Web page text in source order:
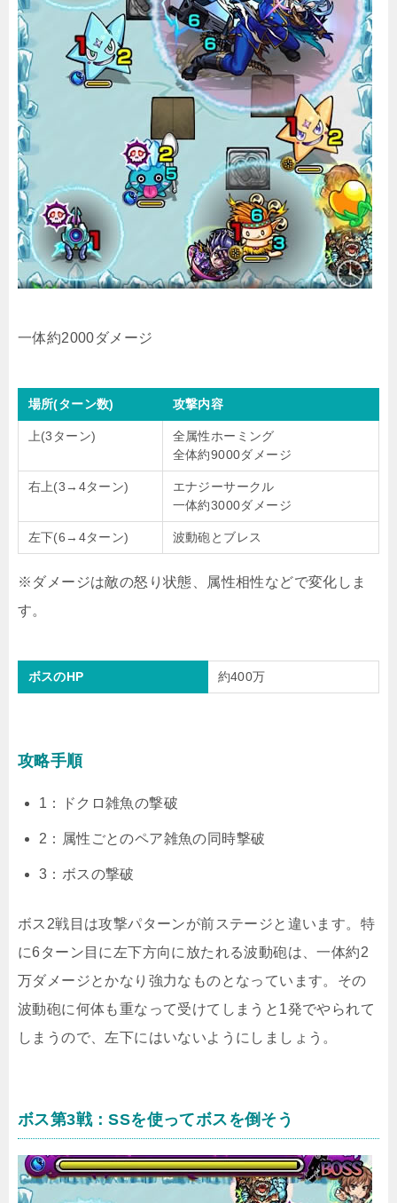
一体約2000ダメージ
場所(ターン数) 攻撃内容
上(3ターン)
全属性ホーミング
全体約9000ダメージ
右上(3→4ターン)
エナジーサークル
一体約3000ダメージ
左下(6→4ターン) 波動砲とブレス
※ダメージは敵の怒り状態、属性相性などで変化しま
す。
ボスのHP 約400万
攻略手順
1：ドクロ雑魚の撃破
2：属性ごとのペア雑魚の同時撃破
3：ボスの撃破
ボス2戦目は攻撃パターンが前ステージと違います。特
に6ターン目に左下方向に放たれる波動砲は、一体約2
万ダメージとかなり強力なものとなっています。その
波動砲に何体も重なって受けてしまうと1発でやられて
しまうので、左下にはいないようにしましょう。
ボス第3戦：SSを使ってボスを倒そう